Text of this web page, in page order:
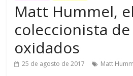
Matt Hummel, el
coleccionista
oxidados
25 de agosto de 2017 Matt